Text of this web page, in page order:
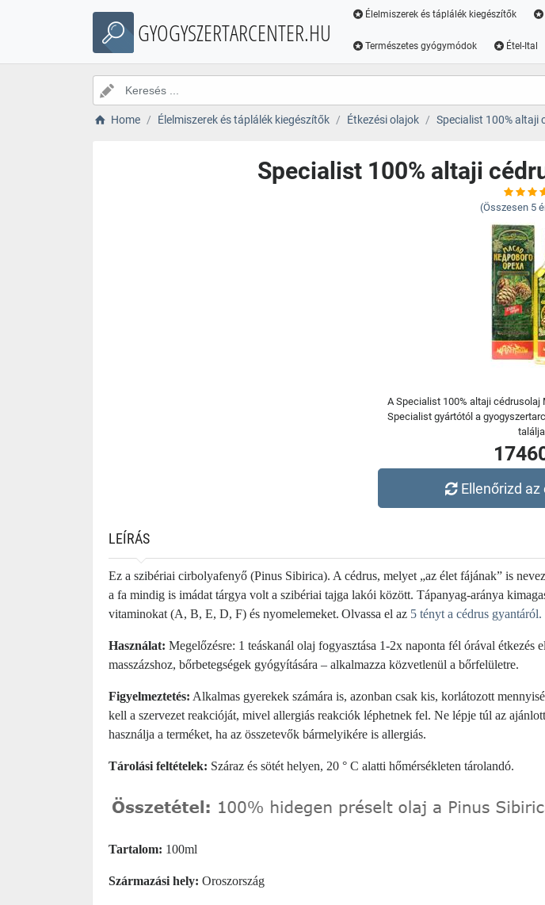
GYOGYSZERTARCENTER.HU
Élelmiszerek és táplálék kiegészítők
Természetes gyógymódok Étel-Ital
Home Élelmiszerek és táplálék kiegészítők Étkezési olajok Specialist 100% altaji
Specialist 100% altaji
(Összesen 5
A Specialist 100% altaji
Specialist gyártótól a
Ellenőrizd
LEÍRÁS
Ez a szibériai cirbolyafenyő (Pinus Sibirica). A cédrus, melyet „az élet fájának” is
a fa mindig is imádat tárgya volt a szibériai tajga lakói között. Tápanyag-aránya
vitaminokat (A, B, E, D, F) és nyomelemeket. Olvassa el az 5 tényt a cédrus gyantáról.
Használat: Megelőzésre: 1 teáskanál olaj fogyasztása 1-2x naponta fél órával
masszázshoz, bőrbetegségek gyógyítására – alkalmazza közvetlenül a bőrfelületre.
Figyelmeztetés: Alkalmas gyerekek számára is, azonban csak kis, korlátozott
kell a szervezet reakcióját, mivel allergiás reakciók léphetnek fel. Ne lépje túl az
használja a terméket, ha az összetevők bármelyikére is allergiás.
Tárolási feltételek: Száraz és sötét helyen, 20 ° C alatti hőmérsékleten tárolandó.
Tartalom: 100ml
Származási hely: Oroszország